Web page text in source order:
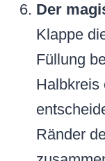
Der
Klappe
Füllung
Halbkreis
Ränder